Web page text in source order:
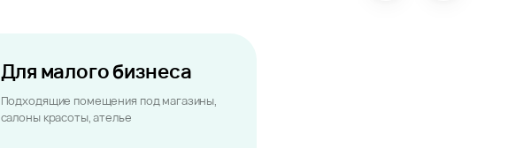
Для малого бизнеса
Подходящие помещения под магазины,
салоны красоты, ателье